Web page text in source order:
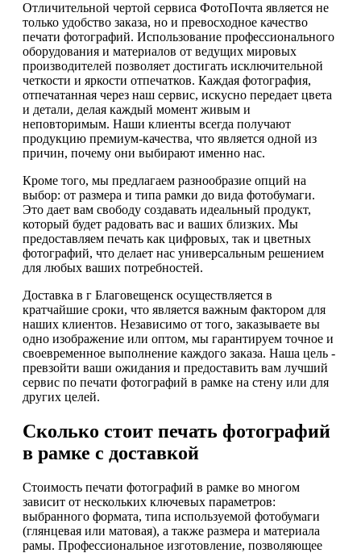
Отличительной чертой сервиса ФотоПочта является не
только удобство заказа, но и превосходное качество
печати фотографий. Использование профессионального
оборудования и материалов от ведущих мировых
производителей позволяет достигать исключительной
четкости и яркости отпечатков. Каждая фотография,
отпечатанная через наш сервис, искусно передает цвета
и детали, делая каждый момент живым и
неповторимым. Наши клиенты всегда получают
продукцию премиум-качества, что является одной из
причин, почему они выбирают именно нас.
Кроме того, мы предлагаем разнообразие опций на
выбор: от размера и типа рамки до вида фотобумаги.
Это дает вам свободу создавать идеальный продукт,
который будет радовать вас и ваших близких. Мы
предоставляем печать как цифровых, так и цветных
фотографий, что делает нас универсальным решением
для любых ваших потребностей.
Доставка в г Благовещенск осуществляется в
кратчайшие сроки, что является важным фактором для
наших клиентов. Независимо от того, заказываете вы
одно изображение или оптом, мы гарантируем точное и
своевременное выполнение каждого заказа. Наша цель -
превзойти ваши ожидания и предоставить вам лучший
сервис по печати фотографий в рамке на стену или для
других целей.
Сколько стоит печать фотографий
в рамке с доставкой
Стоимость печати фотографий в рамке во многом
зависит от нескольких ключевых параметров:
выбранного формата, типа используемой фотобумаги
(глянцевая или матовая), а также размера и материала
рамы. Профессиональное изготовление, позволяющее